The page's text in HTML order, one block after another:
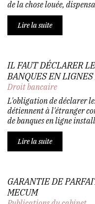
de la chose louée,
Lire la suite
IL FAUT DÉCLARER
BANQUES EN
Droit bancaire
L'obligation de déclarer
détiennent à l'étranger
de banques en ligne
Lire la suite
GARANTIE DE
MECUM